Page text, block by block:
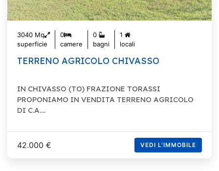
3040 Mq
superficie
0
camere
0
bagni
1
locali
TERRENO AGRICOLO CHIVASSO
IN CHIVASSO (TO) FRAZIONE TORASSI
PROPONIAMO IN VENDITA TERRENO AGRICOLO
DI C.A....
42.000 € VEDI L'IMMOBILE